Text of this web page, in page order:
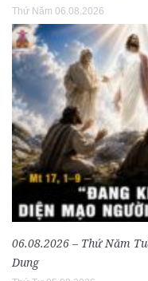
Thứ Năm 06.08.2026
06.08.2026 – Thứ Năm
Dung